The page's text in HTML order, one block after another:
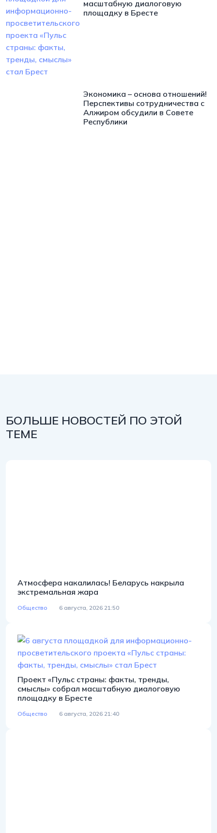
масштабную диалоговую
площадку в Бресте
Экономика – основа отношений!
Перспективы сотрудничества с
Алжиром обсудили в Совете
Республики
БОЛЬШЕ НОВОСТЕЙ ПО ЭТОЙ
ТЕМЕ
Атмосфера накалилась! Беларусь накрыла
экстремальная жара
Общество 6 августа, 2026 21:50
Проект «Пульс страны: факты, тренды,
смыслы» собрал масштабную диалоговую
площадку в Бресте
Общество 6 августа, 2026 21:40